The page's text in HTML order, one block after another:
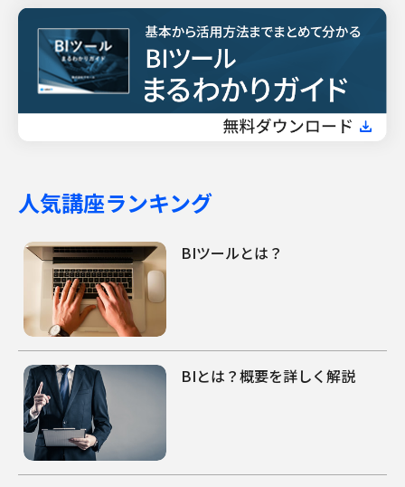
人気講座ランキング
BIツールとは？
BIとは？概要を詳しく解説